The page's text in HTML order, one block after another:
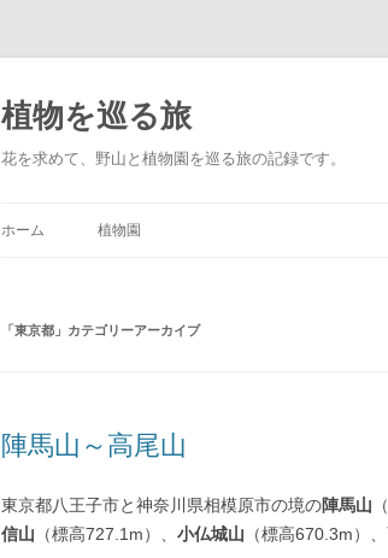
テ
ン
ツ
へ
ス
植物を巡る旅
花を求めて、野山と植物園を巡る旅の記録です。
ホーム 植物園
「東京都 」カテゴリーアーカイブ
陣馬山～高尾山
東京都八王子市と神奈川県相模原市の境の陣馬山
信山 （標高727.1m）、 小仏城山 （標高670.3m）、